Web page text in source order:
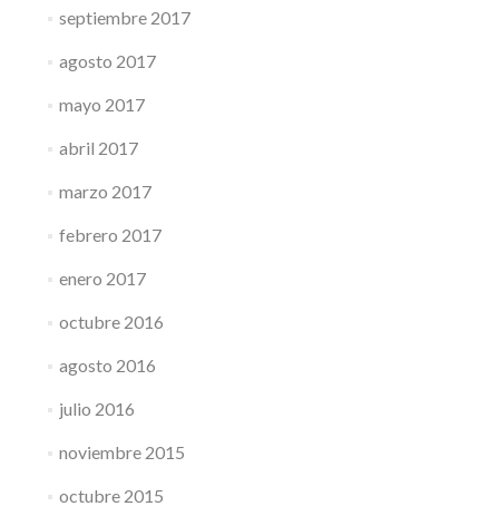
septiembre 2017
agosto 2017
mayo 2017
abril 2017
marzo 2017
febrero 2017
enero 2017
octubre 2016
agosto 2016
julio 2016
noviembre 2015
octubre 2015